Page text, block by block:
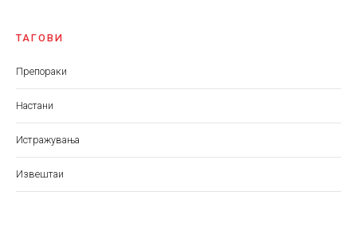
ТАГОВИ
Препораки
Настани
Истражувања
Извештаи